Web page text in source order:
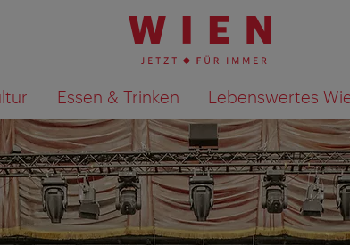
Essen & Trinken Lebenswertes
Suchergebnisse auf